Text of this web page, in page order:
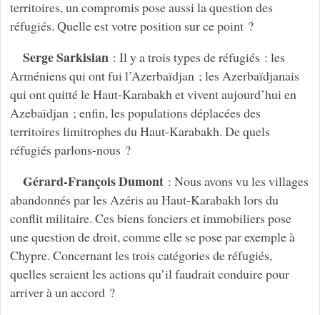
territoires, un compromis pose aussi la question des
réfugiés. Quelle est votre position sur ce point ?
Serge Sarkisian : Il y a trois types de réfugiés : les
Arméniens qui ont fui l’Azerbaïdjan ; les Azerbaïdjanais
qui ont quitté le Haut-Karabakh et vivent aujourd’hui en
Azebaïdjan ; enfin, les populations déplacées des
territoires limitrophes du Haut-Karabakh. De quels
réfugiés parlons-nous ?
Gérard-François Dumont: Nous avons vu les villages
abandonnés par les Azéris au Haut-Karabakh lors du
conflit militaire. Ces biens fonciers et immobiliers pose
une question de droit, comme elle se pose par exemple à
Chypre. Concernant les trois catégories de réfugiés,
quelles seraient les actions qu’il faudrait conduire pour
arriver à un accord ?